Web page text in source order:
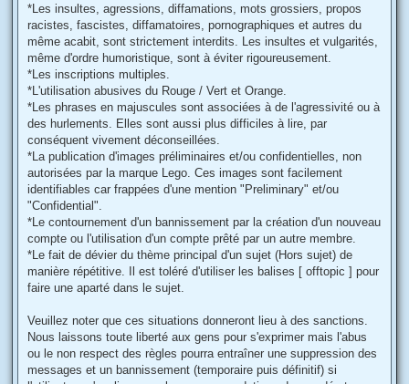
*Les insultes, agressions, diffamations, mots grossiers, propos
racistes, fascistes, diffamatoires, pornographiques et autres du
même acabit, sont strictement interdits. Les insultes et vulgarités,
même d'ordre humoristique, sont à éviter rigoureusement.
*Les inscriptions multiples.
*L'utilisation abusives du Rouge / Vert et Orange.
*Les phrases en majuscules sont associées à de l'agressivité ou à
des hurlements. Elles sont aussi plus difficiles à lire, par
conséquent vivement déconseillées.
*La publication d'images préliminaires et/ou confidentielles, non
autorisées par la marque Lego. Ces images sont facilement
identifiables car frappées d'une mention "Preliminary" et/ou
"Confidential".
*Le contournement d'un bannissement par la création d'un nouveau
compte ou l'utilisation d'un compte prêté par un autre membre.
*Le fait de dévier du thème principal d'un sujet (Hors sujet) de
manière répétitive. Il est toléré d'utiliser les balises [ offtopic ] pour
faire une aparté dans le sujet.
Veuillez noter que ces situations donneront lieu à des sanctions.
Nous laissons toute liberté aux gens pour s'exprimer mais l'abus
ou le non respect des règles pourra entraîner une suppression des
messages et un bannissement (temporaire puis définitif) si